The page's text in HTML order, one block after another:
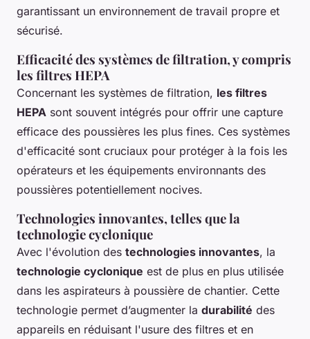
garantissant un environnement de travail propre et
sécurisé.
Efficacité des systèmes de filtration, y compris
les filtres HEPA
Concernant les systèmes de filtration, les filtres
HEPA sont souvent intégrés pour offrir une capture
efficace des poussières les plus fines. Ces systèmes
d'efficacité sont cruciaux pour protéger à la fois les
opérateurs et les équipements environnants des
poussières potentiellement nocives.
Technologies innovantes, telles que la
technologie cyclonique
Avec l'évolution des technologies innovantes, la
technologie cyclonique est de plus en plus utilisée
dans les aspirateurs à poussière de chantier. Cette
technologie permet d’augmenter la durabilité des
appareils en réduisant l'usure des filtres et en